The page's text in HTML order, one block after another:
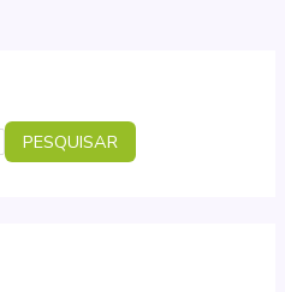
PESQUISAR